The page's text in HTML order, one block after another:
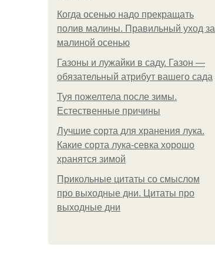
Когда осенью надо прекращать
полив малины. Правильный уход за
малиной осенью
Газоны и лужайки в саду. Газон —
обязательный атрибут вашего сада
Туя пожелтела после зимы.
Естественные причины
Лучшие сорта для хранения лука.
Какие сорта лука-севка хорошо
хранятся зимой
Прикольные цитаты со смыслом
про выходные дни. Цитаты про
выходные дни